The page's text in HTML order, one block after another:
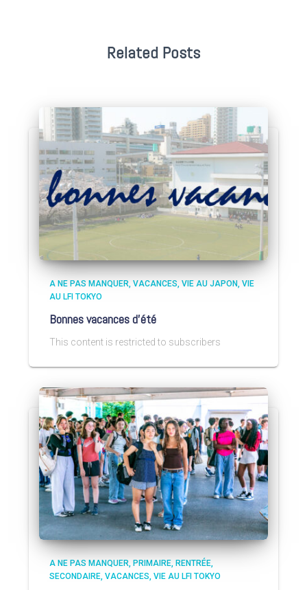
Related Posts
A NE PAS MANQUER VACANCES VIE AU JAPON VIE
AU LFI TOKYO
Bonnes vacances d’été
This content is restricted to subscribers
A NE PAS MANQUER PRIMAIRE RENTRÉE
SECONDAIRE VACANCES VIE AU LFI TOKYO